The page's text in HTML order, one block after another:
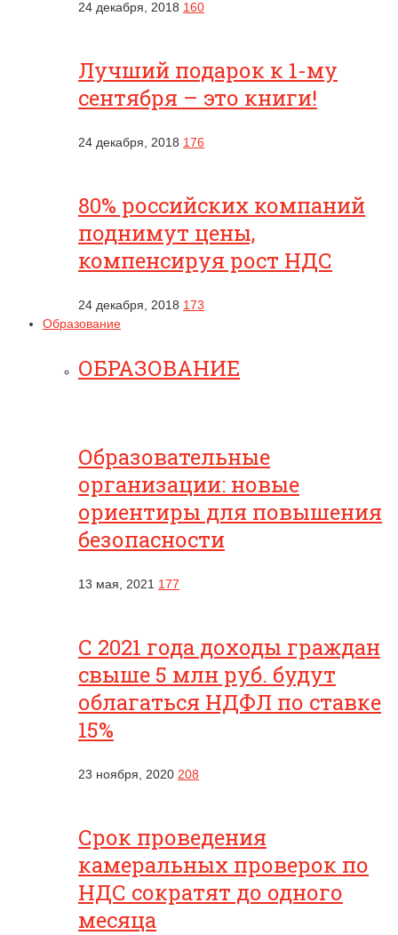
24 декабря, 2018 160
Лучший подарок к 1-му
сентября – это книги!
24 декабря, 2018 176
80% российских компаний
поднимут цены,
компенсируя рост НДС
24 декабря, 2018 173
Образование
ОБРАЗОВАНИЕ
Образовательные
организации: новые
ориентиры для повышения
безопасности
13 мая, 2021 177
С 2021 года доходы граждан
свыше 5 млн руб. будут
облагаться НДФЛ по ставке
15%
23 ноября, 2020 208
Срок проведения
камеральных проверок по
НДС сократят до одного
месяца